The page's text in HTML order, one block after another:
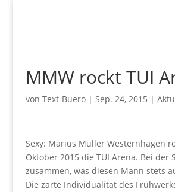
MMW rockt TUI
von Text-Buero| Sep. 24, 2015 |
Sexy: Marius Müller Westernhagen
Oktober 2015 die TUI Arena. Bei der
zusammen, was diesen Mann stets
Die zarte Individualität des